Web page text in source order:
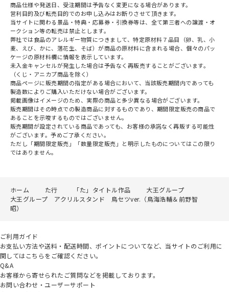
商品仕様や発送日、受注期間は予告なく変更になる場合があります。
営利目的及び転売目的でのお申し込みはお断りさせて頂きます。
当サイトに関わる景品・特典・応募券・引換券等は、全て第三者への譲渡・オ
ークション等の転売は禁止とします。
弊社では食品のアレルギー物質につきまして、特定原材料７品目（卵、乳、小
麦、えび、かに、落花生、そば）が商品の原材料に含まれる場合、個々のパッ
ケージの原材料欄に情報を表示しています。
未入金キャンセルが発生した場合は予告なく再販売することがございます。
（くじ・アニカプ商品を除く）
商品ページに販売期間の指定がある場合において、当該販売期間内であっても
製造数によりご購入いただけない場合がございます。
掲載画像はイメージのため、実際の商品と多少異なる場合がございます。
販売期間はその時点での製造商品に対するものであり、期間限定販売の商品で
あることを示唆するものではございません。
販売期間が設定されている商品であっても、お客様の承諾なく再販する可能性
がございます。予めご了承ください。
ただし「期間限定販売」「数量限定販売」と明示したものについてはこの限り
ではありません。
ホーム た行 「た」タイトル作品
大王グループ
大王グループ アクリルスタンド 鳥セツver.（鳥海浩輔＆前野智
昭）
ご利用ガイド
お支払い方法や送料・配送時間、ポイントについてなど、当サイトのご利用に
関してはこちらをご確認ください。
Q&A
お客様から寄せられたご質問などを掲載しております。
お問い合わせ・ユーザーサポート